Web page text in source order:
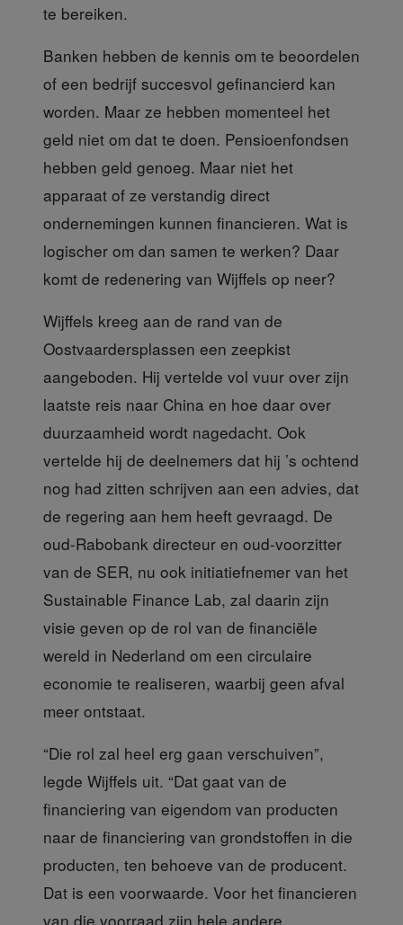
te bereiken.
Banken hebben de kennis om te beoordelen
of een bedrijf succesvol gefinancierd kan
worden. Maar ze hebben momenteel het
geld niet om dat te doen. Pensioenfondsen
hebben geld genoeg. Maar niet het
apparaat of ze verstandig direct
ondernemingen kunnen financieren. Wat is
logischer om dan samen te werken? Daar
komt de redenering van Wijffels op neer?
Wijffels kreeg aan de rand van de
Oostvaardersplassen een zeepkist
aangeboden. Hij vertelde vol vuur over zijn
laatste reis naar China en hoe daar over
duurzaamheid wordt nagedacht. Ook
vertelde hij de deelnemers dat hij ’s ochtend
nog had zitten schrijven aan een advies, dat
de regering aan hem heeft gevraagd. De
oud-Rabobank directeur en oud-voorzitter
van de SER, nu ook initiatiefnemer van het
Sustainable Finance Lab, zal daarin zijn
visie geven op de rol van de financiële
wereld in Nederland om een circulaire
economie te realiseren, waarbij geen afval
meer ontstaat.
“Die rol zal heel erg gaan verschuiven”,
legde Wijffels uit. “Dat gaat van de
financiering van eigendom van producten
naar de financiering van grondstoffen in die
producten, ten behoeve van de producent.
Dat is een voorwaarde. Voor het financieren
van die voorraad zijn hele andere